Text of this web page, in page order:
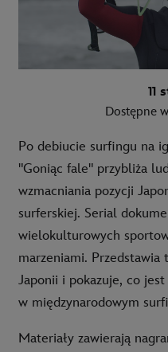
11
Dostępne
Po debiucie surfingu na
"Goniąc fale" przybliża
wzmacniania pozycji
surferskiej. Serial
wielokulturowych
marzeniami. Przedstawia
Japonii i pokazuje, co
w międzynarodowym
Materiały zawierają